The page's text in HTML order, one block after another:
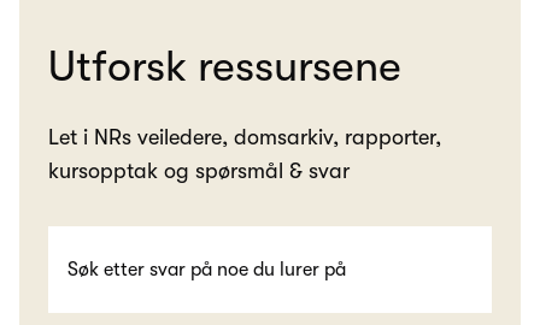
Utforsk ressursene
Let i NRs veiledere, domsarkiv, rapporter,
kursopptak og spørsmål & svar